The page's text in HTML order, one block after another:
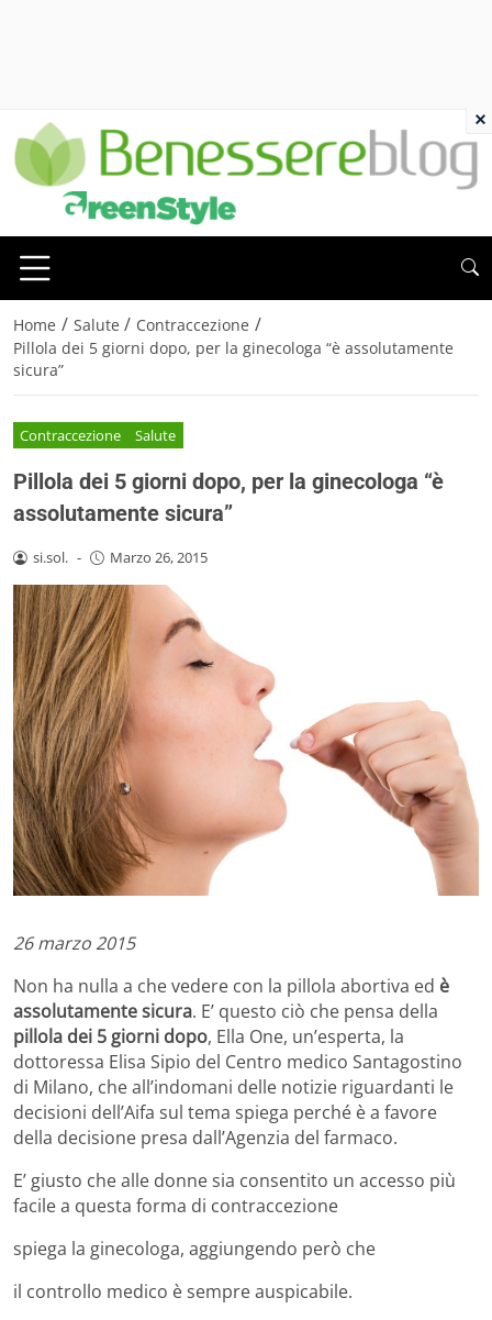
Home / Salute / Contraccezione /
Pillola dei 5 giorni dopo, per la ginecologa “è assolutamente
sicura”
Contraccezione Salute
Pillola dei 5 giorni dopo, per la ginecologa “è
assolutamente sicura”
si.sol. - Marzo 26, 2015
26 marzo 2015
Non ha nulla a che vedere con la pillola abortiva ed è
assolutamente sicura. E’ questo ciò che pensa della
pillola dei 5 giorni dopo, Ella One, un’esperta, la
dottoressa Elisa Sipio del Centro medico Santagostino
di Milano, che all’indomani delle notizie riguardanti le
decisioni dell’Aifa sul tema spiega perché è a favore
della decisione presa dall’Agenzia del farmaco.
E’ giusto che alle donne sia consentito un accesso più
facile a questa forma di contraccezione
spiega la ginecologa, aggiungendo però che
il controllo medico è sempre auspicabile.
×